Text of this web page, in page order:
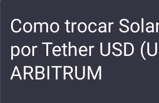
Como trocar
por Tether USD
ARBITRUM